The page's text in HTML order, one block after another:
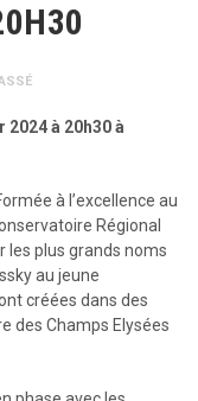
2024 à 20h30 à
à l’excellence au
Régional
les plus grands noms
au jeune
créées dans des
des Champs Elysées